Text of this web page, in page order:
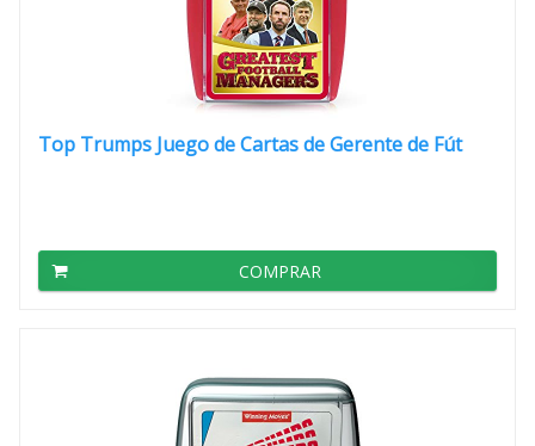
Top Trumps Juego de Cartas de Gerente de Fút
COMPRAR